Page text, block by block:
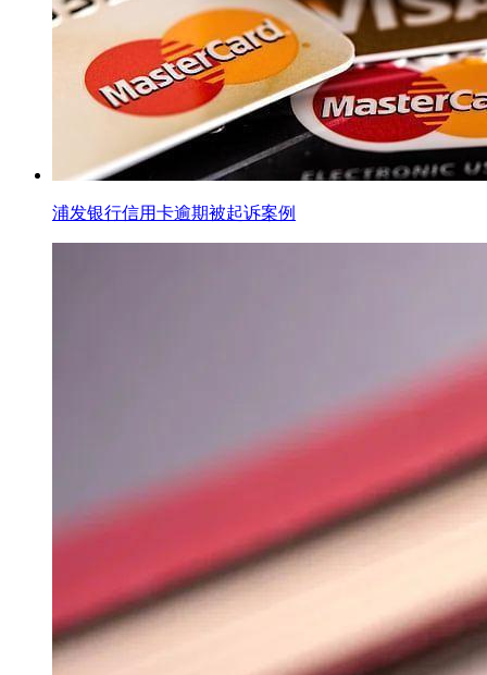
浦发银行信用卡逾期被起诉案例